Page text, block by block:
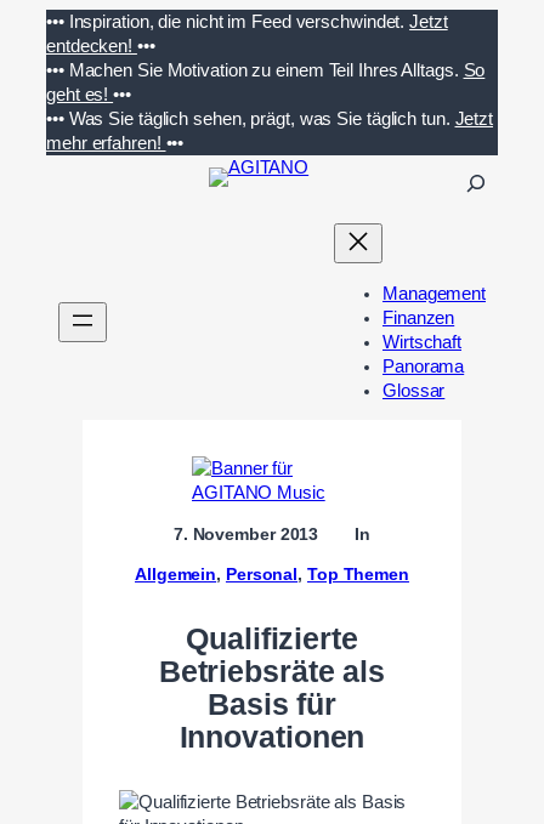
Inhalt
springen
••• Inspiration, die nicht im Feed verschwindet. Jetzt
entdecken! •••
••• Machen Sie Motivation zu einem Teil Ihres Alltags. So
geht es!•••
••• Was Sie täglich sehen, prägt, was Sie täglich tun. Jetzt
mehr erfahren! •••
n
Management
Finanzen
Wirtschaft
Panorama
Glossar
7. November 2013 In
Allgemein, Personal, Top Themen
Qualifizierte
Betriebsräte als
Basis für
Innovationen